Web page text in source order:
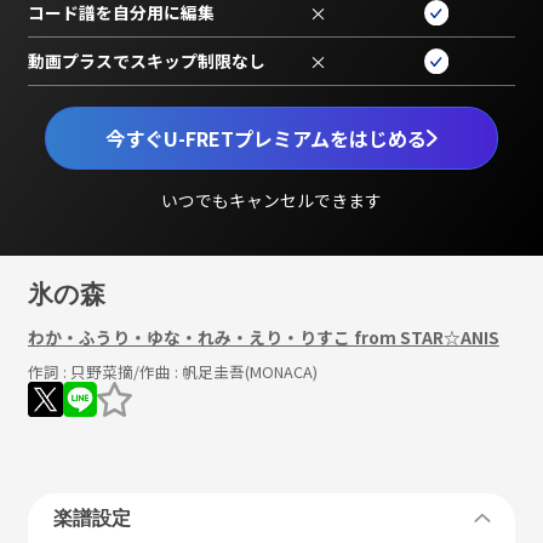
今すぐU-FRETプレミアムをはじめる
いつでもキャンセルできます
コード譜を自分用に編集 ×
動画プラスでスキップ制限なし ×
氷の森
わか・ふうり・ゆな・れみ・えり・りすこ from STAR☆ANIS
作詞 : 只野菜摘/作曲 : 帆足圭吾(MONACA)
楽譜設定